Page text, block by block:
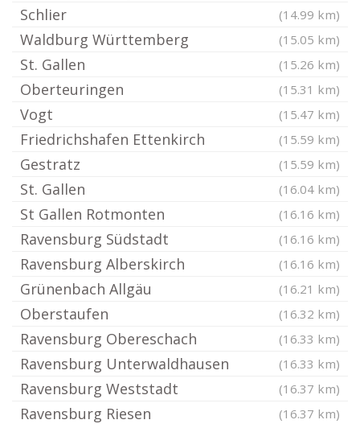
Schlier (14.99 km)
Waldburg Württemberg (15.05 km)
St. Gallen (15.26 km)
Oberteuringen (15.31 km)
Vogt (15.47 km)
Friedrichshafen Ettenkirch (15.59 km)
Gestratz (15.59 km)
St. Gallen (16.04 km)
St Gallen Rotmonten (16.16 km)
Ravensburg Südstadt (16.16 km)
Ravensburg Alberskirch (16.16 km)
Grünenbach Allgäu (16.21 km)
Oberstaufen (16.32 km)
Ravensburg Obereschach (16.33 km)
Ravensburg Unterwaldhausen (16.33 km)
Ravensburg Weststadt (16.37 km)
Ravensburg Riesen (16.37 km)